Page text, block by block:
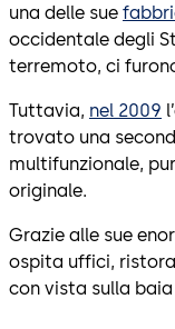
una delle sue
occidentale degli
terremoto, ci
Tuttavia, nel 2009
trovato una
multifunzionale,
originale.
Grazie alle sue
ospita uffici,
con vista sulla baia